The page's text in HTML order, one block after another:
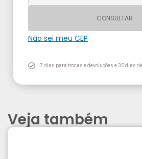
CONSULTAR
Não sei meu CEP
7 dias para trocas e devoluções e 30 dias
Veja também